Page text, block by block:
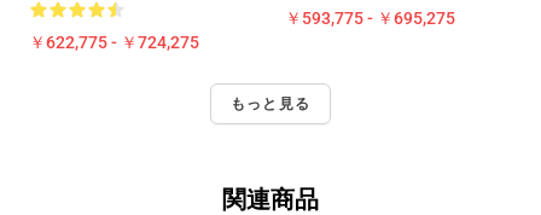
￥622,775 - ￥724,275
￥593,775 - ￥695,275
もっと見る
関連商品